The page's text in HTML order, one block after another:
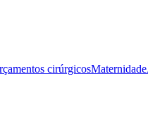
cirúrgicosMaternidade